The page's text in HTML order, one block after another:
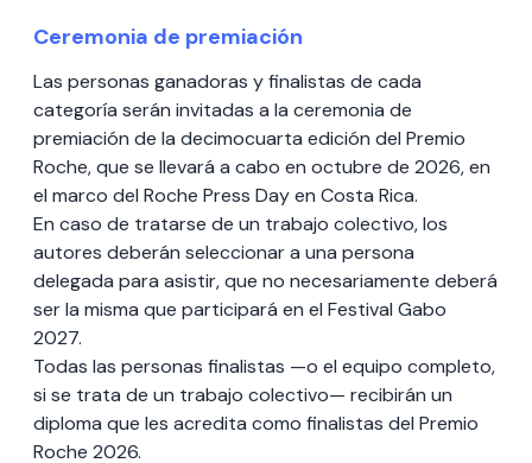
Ceremonia de premiación
Las personas ganadoras y finalistas de cada
categoría serán invitadas a la ceremonia de
premiación de la decimocuarta edición del Premio
Roche, que se llevará a cabo en octubre de 2026, en
el marco del Roche Press Day en Costa Rica.
En caso de tratarse de un trabajo colectivo, los
autores deberán seleccionar a una persona
delegada para asistir, que no necesariamente deberá
ser la misma que participará en el Festival Gabo
2027.
Todas las personas finalistas —o el equipo completo,
si se trata de un trabajo colectivo— recibirán un
diploma que les acredita como finalistas del Premio
Roche 2026.